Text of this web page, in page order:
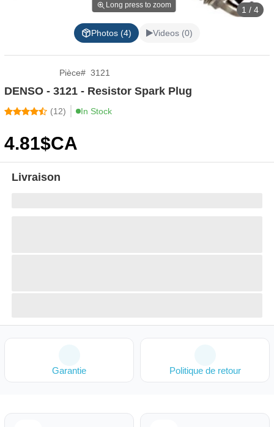
Long press to zoom 1 / 4
Photos (4) Videos (0)
Pièce# 3121
DENSO - 3121 - Resistor Spark Plug
(12) In Stock
4.81$CA
Livraison
Garantie Politique de retour